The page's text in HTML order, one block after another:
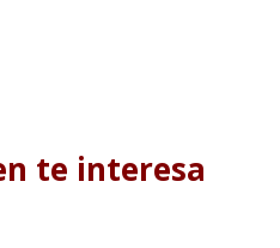
te interesa